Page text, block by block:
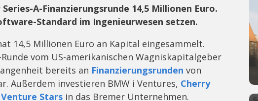
A-Finanzierungsrunde 14,5 Millionen Euro.
Standard im Ingenieurwesen setzen.
14,5 Millionen Euro an Kapital eingesammelt.
vom US-amerikanischen Wagniskapitalgeber
bereits an Finanzierungsrunden von
Außerdem investieren BMW i Ventures, Cherry
Venture Stars in das Bremer Unternehmen.